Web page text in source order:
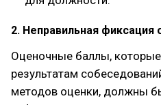
2. Неправильная фиксация
Оценочные баллы,
результатам
методов оценки, должны